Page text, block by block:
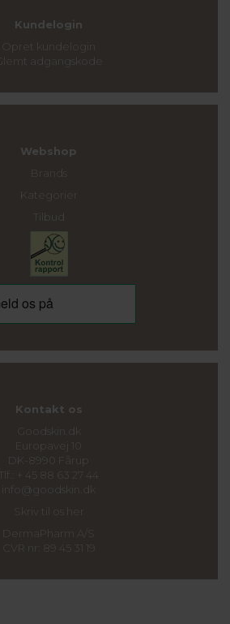
Kundelogin
Opret kundelogin
Glemt adgangskode
Webshop
Brands
Kategorier
Tilbud
Kontakt os
Goodskin.dk
Europavej 10
DK-8990 Fårup
Tlf.: + 45 88 63 27 44
info@goodskin.dk
Skriv til os her
DermaPharm A/S
CVR nr: 89 45 31 19